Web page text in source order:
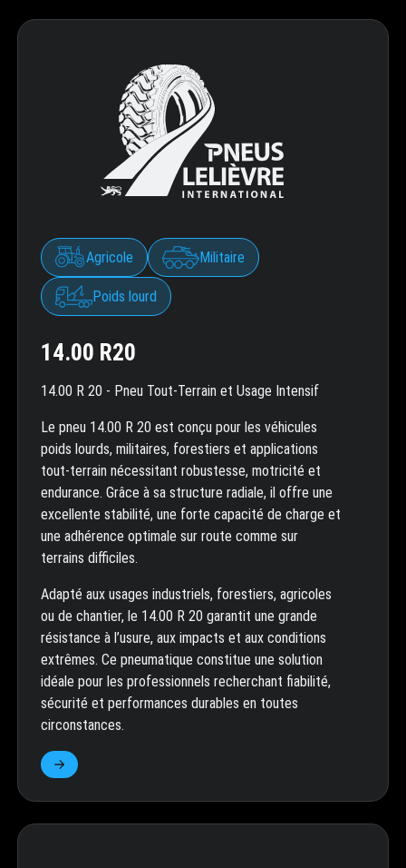
Agricole Militaire
Poids lourd
14.00 R20
14.00 R 20 - Pneu Tout-Terrain et Usage Intensif
Le pneu 14.00 R 20 est conçu pour les véhicules
poids lourds, militaires, forestiers et applications
tout-terrain nécessitant robustesse, motricité et
endurance. Grâce à sa structure radiale, il offre une
excellente stabilité, une forte capacité de charge et
une adhérence optimale sur route comme sur
terrains difficiles.
Adapté aux usages industriels, forestiers, agricoles
ou de chantier, le 14.00 R 20 garantit une grande
résistance à l’usure, aux impacts et aux conditions
extrêmes. Ce pneumatique constitue une solution
idéale pour les professionnels recherchant fiabilité,
sécurité et performances durables en toutes
circonstances.